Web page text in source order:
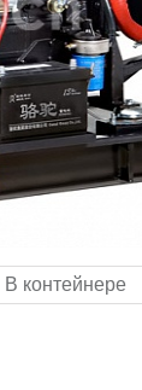
В контейнере